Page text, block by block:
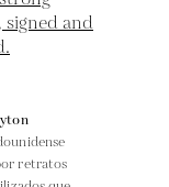
retratos